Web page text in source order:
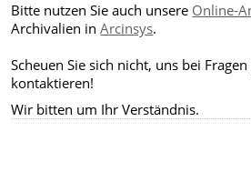
Bitte nutzen Sie auch unsere Online-
Archivalien inArcinsys.
Scheuen Sie sich nicht, uns bei
kontaktieren!
Wir bitten um Ihr Verständnis.